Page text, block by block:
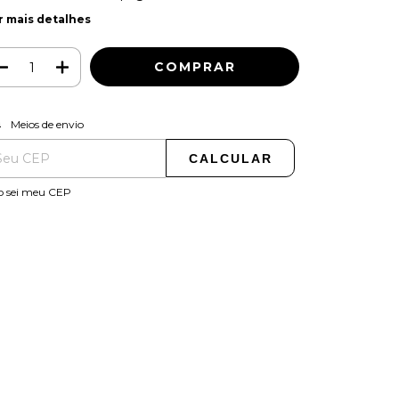
mais detalhes
para o CEP:
Meios de envio
CALCULAR
sei meu CEP